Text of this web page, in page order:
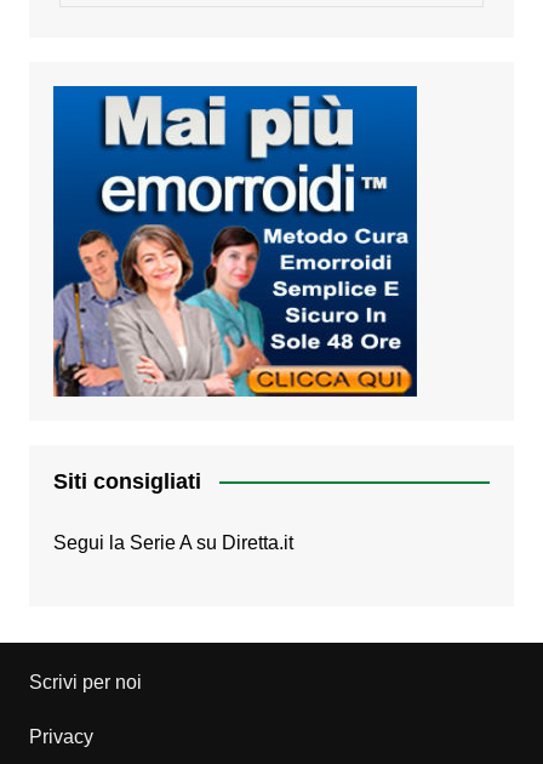
Siti consigliati
Segui la Serie A su Diretta.it
Scrivi per noi
Privacy